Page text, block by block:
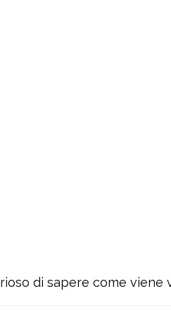
di sapere come